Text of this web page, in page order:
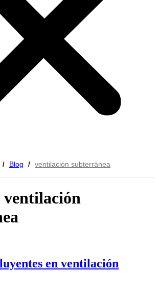
/ Blog / ventilación subterránea
en ventilación